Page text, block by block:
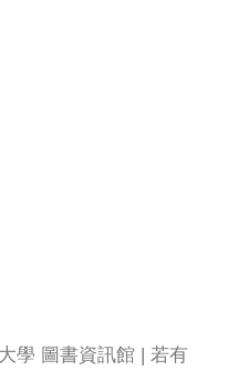
學 圖書資訊館 | 若有